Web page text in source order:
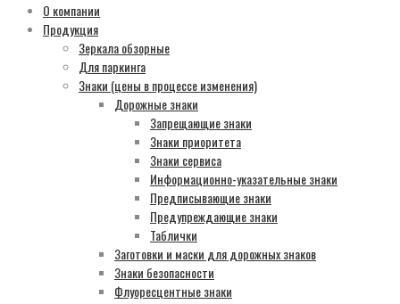
О компании
Продукция
Зеркала обзорные
Для паркинга
Знаки (цены в процессе изменения)
Дорожные знаки
Запрещающие знаки
Знаки приоритета
Знаки сервиса
Информационно-указательные знаки
Предписывающие знаки
Предупреждающие знаки
Таблички
Заготовки и маски для дорожных знаков
Знаки безопасности
Флуоресцентные знаки